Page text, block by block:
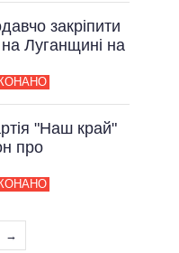
закріпити
Луганщині на
"Наш край"
про
→